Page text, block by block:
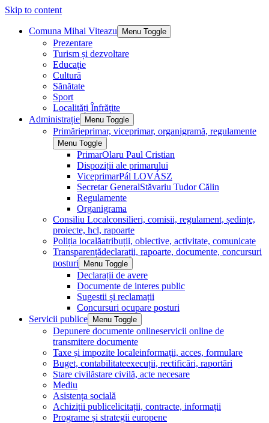
Skip to content
Comuna Mihai Viteazu Menu Toggle
Prezentare
Turism și dezvoltare
Educație
Cultură
Sănătate
Sport
Localități Înfrățite
Administrație
Menu Toggle
Primărieprimar, viceprimar, organigramă, regulamente
Menu Toggle
PrimarOlaru Paul Cristian
Dispoziții ale primarului
ViceprimarPál LOVÁSZ
Secretar GeneralStăvariu Tudor Călin
Regulamente
Organigrama
Consiliu Localconsilieri, comisii, regulament, ședințe,
proiecte, hcl, rapoarte
Poliția localăatribuții, obiective, activitate, comunicate
Transparențădeclarații, rapoarte, documente, concursuri
posturi
Menu Toggle
Declarații de avere
Documente de interes public
Sugestii și reclamații
Concursuri ocupare posturi
Servicii publice
Menu Toggle
Depunere documente onlineservicii online de
transmitere documente
Taxe și impozite localeinformații, acces, formulare
Buget, contabilitateexecuții, rectificări, raportări
Stare civilăstare civilă, acte necesare
Mediu
Asistența socială
Achiziții publicelicitații, contracte, informații
Programe și strategii europene